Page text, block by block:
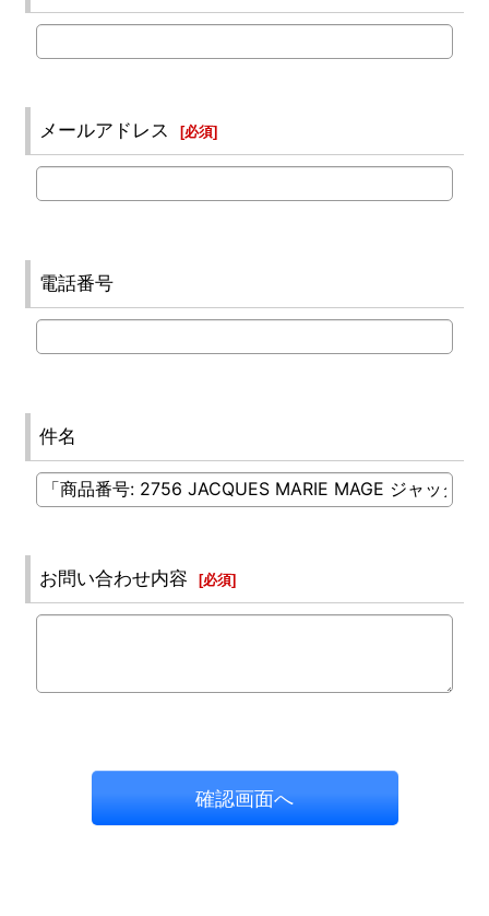
メールアドレス [必須]
電話番号
件名
お問い合わせ内容 [必須]
確認画面へ